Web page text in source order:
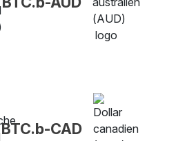
BTC.b-CAD